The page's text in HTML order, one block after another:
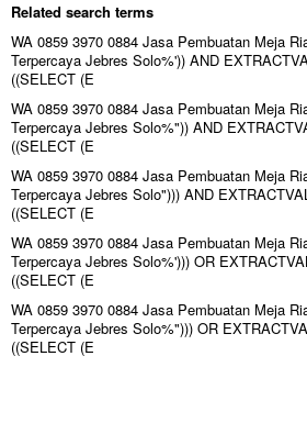
Related search terms
WA 0859 3970 0884 Jasa Pembuatan Meja
Terpercaya Jebres Solo%')) AND
((SELECT (E
WA 0859 3970 0884 Jasa Pembuatan Meja
Terpercaya Jebres Solo%")) AND
((SELECT (E
WA 0859 3970 0884 Jasa Pembuatan Meja
Terpercaya Jebres Solo"))) AND
((SELECT (E
WA 0859 3970 0884 Jasa Pembuatan Meja
Terpercaya Jebres Solo%'))) OR
((SELECT (E
WA 0859 3970 0884 Jasa Pembuatan Meja
Terpercaya Jebres Solo%"))) OR
((SELECT (E